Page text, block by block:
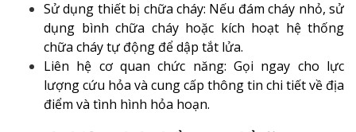
Sử dụng thiết bị chữa cháy: Nếu đám cháy nhỏ, sử
dụng bình chữa cháy hoặc kích hoạt hệ thống
chữa cháy tự động để dập tắt lửa.
Liên hệ cơ quan chức năng: Gọi ngay cho lực
lượng cứu hỏa và cung cấp thông tin chi tiết về địa
điểm và tình hình hỏa hoạn.